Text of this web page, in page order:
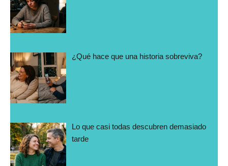
¿Qué hace que una historia sobreviva?
Lo que casi todas descubren demasiado
tarde